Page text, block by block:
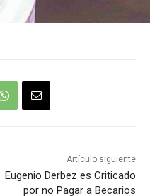
Artículo siguiente
Eugenio Derbez es Criticado
por no Pagar a Becarios